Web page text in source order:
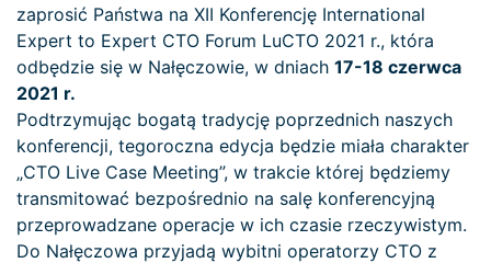
zaprosić Państwa na XII Konferencję International
Expert to Expert CTO Forum LuCTO 2021 r., która
odbędzie się w Nałęczowie, w dniach 17-18 czerwca
2021 r.
Podtrzymując bogatą tradycję poprzednich naszych
konferencji, tegoroczna edycja będzie miała charakter
„CTO Live Case Meeting”, w trakcie której będziemy
transmitować bezpośrednio na salę konferencyjną
przeprowadzane operacje w ich czasie rzeczywistym.
Do Nałęczowa przyjadą wybitni operatorzy CTO z